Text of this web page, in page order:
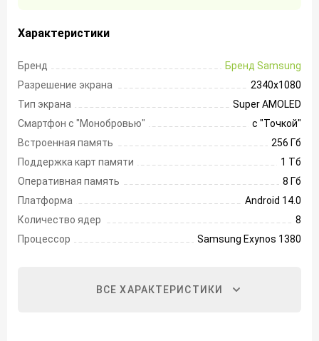
Характеристики
Бренд
Бренд Samsung
Разрешение экрана
2340х1080
Тип экрана
Super AMOLED
Смартфон с "Монобровью"
с "Точкой"
Встроенная память
256 Гб
Поддержка карт памяти
1 Тб
Оперативная память
8 Гб
Платформа
Android 14.0
Количество ядер
8
Процессор
Samsung Exynos 1380
ВСЕ ХАРАКТЕРИСТИКИ